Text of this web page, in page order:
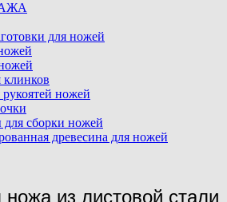
для ножей
клинков
ножей
сборки ножей
древесина для ножей
ножа из листовой стали